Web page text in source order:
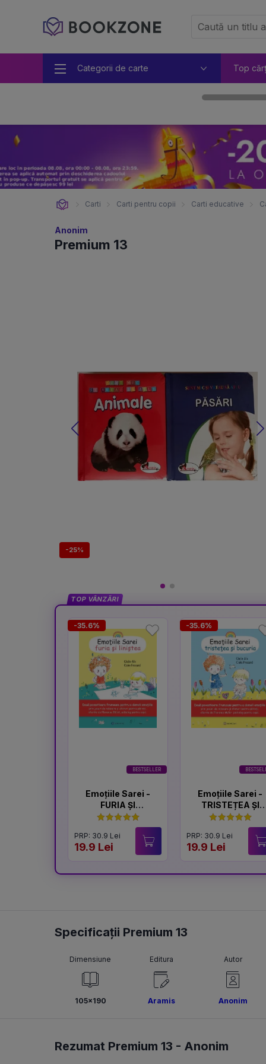
Categorii de carte Top
Carti Carti pentru copii Carti educative
Anonim
Premium 13
-25%
TOP VÂNZĂRI
BESTSELLER
-35.6%
Emoțiile Sarei -
FURIA ȘI
LINIȘTEA
PRP: 30.9 Lei
19.9 Lei
-35.6%
Emoțiile Sarei -
TRISTEȚEA ȘI
BUCURIA
PRP: 30.9 Lei
19.9 Lei
Specificații Premium 13
Dimensiune
105x190
Editura
Aramis
Autor
Anonim
Rezumat Premium 13 - Anonim